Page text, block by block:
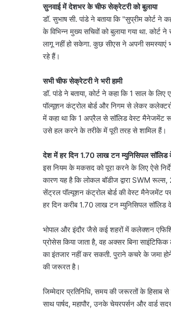
सुनवाई में देशभर के चीफ सेक्रेटरी को बुलाया
डॉ. सुभाष सी. पांडे ने बताया कि "सुप्रीम कोर्ट
के विभिन्न मुख्य सचिवों को बुलाया गया था. कोर्ट
लागू नहीं हो सकेगा. कुछ सीएस ने अपनी समस्याएं
रहे हैं।
सभी चीफ सेक्रेटरी ने भरी हामी
डॉ. पांडे ने बताया, कोर्ट ने कहा कि 1 साल के
पॉल्यूशन कंट्रोल बोर्ड और निगम से लेकर कलेक्टरों
में कहा था कि 1 अप्रैल से सॉलिड वेस्ट मैनेजमेंट
उसे हल करने के तरीके में पूरी तरह से शामिल हैं।
देश में हर दिन 1.70 लाख टन म्युनिसिपल सॉलिड
इस नियम के मकसद को पूरा करने के लिए ऐसे
कारण यह है कि लोकल बॉडीज द्वारा SWM
सेंट्रल पॉल्यूशन कंट्रोल बोर्ड की वेस्ट मैनेजमेंट
हर दिन करीब 1.70 लाख टन म्युनिसिपल सॉलिड
भोपाल और इंदौर जैसे कई शहरों में कलेक्शन
प्रोसेस किया जाता है, वह अक्सर बिना
का इंतजार नहीं कर सकती. पुराने कचरे के जमा
की जरूरत है।
जिम्मेदार प्रतिनिधि, समय की जरूरतों के
साथ पार्षद, महापौर, उनके चेयरपर्सन और वार्ड